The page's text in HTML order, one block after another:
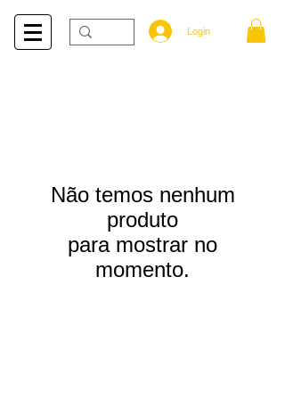
Login
Não temos nenhum
produto
para mostrar no
momento.